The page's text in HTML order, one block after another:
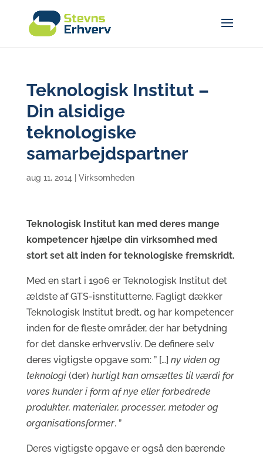
Teknologisk Institut –
Din alsidige
teknologiske
samarbejdspartner
aug 11, 2014 Virksomheden
Teknologisk Institut kan med deres mange
kompetencer hjælpe din virksomhed med
stort set alt inden for teknologiske fremskridt.
Med en start i 1906 er Teknologisk Institut det
ældste af GTS-isnstitutterne. Fagligt dækker
Teknologisk Institut bredt, og har kompetencer
inden for de fleste områder, der har betydning
for det danske erhvervsliv. De definere selv
deres vigtigste opgave som: ” […] ny viden og
teknologi (der) hurtigt kan omsættes til værdi for
vores kunder i form af nye eller forbedrede
produkter, materialer, processer, metoder og
organisationsformer. ”
Deres vigtigste opgave er også den bærende